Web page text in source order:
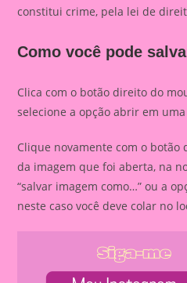
constitui crime, pela lei de
Como você pode
Clica com o botão direito do
selecione a opção abrir em
Clique novamente com o botão
da imagem que foi aberta, na
“salvar imagem como…” ou a
neste caso você deve colar no